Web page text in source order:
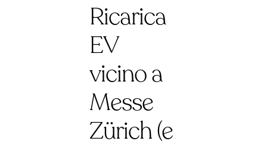
Ricarica
EV
vicino a
Messe
Zürich (e